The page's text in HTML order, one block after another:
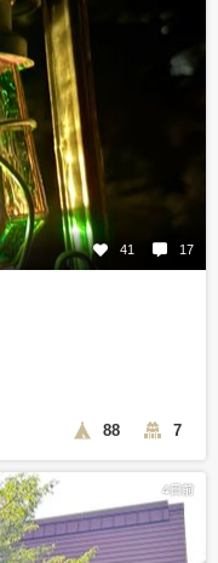
41 17
88 7
4日前